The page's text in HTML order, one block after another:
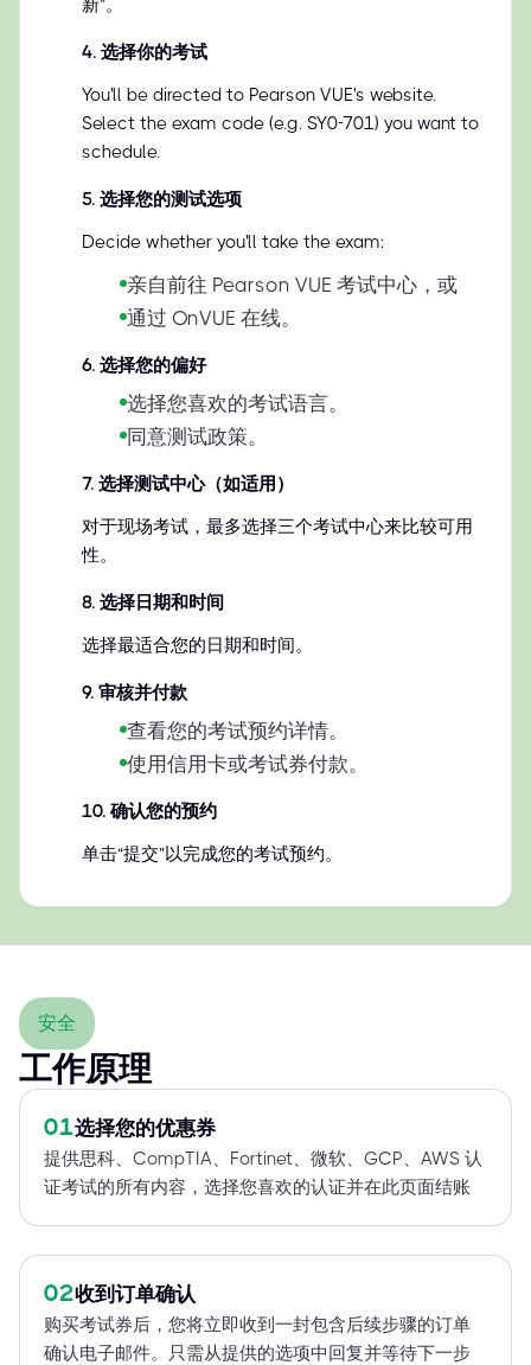
新”。
4. 选择你的考试
You'll be directed to Pearson VUE's website.
Select the exam code (e.g. SY0-701) you want to
schedule.
5. 选择您的测试选项
Decide whether you'll take the exam:
亲自前往 Pearson VUE 考试中心，或
通过 OnVUE 在线。
6. 选择您的偏好
选择您喜欢的考试语言。
同意测试政策。
7. 选择测试中心（如适用）
对于现场考试，最多选择三个考试中心来比较可用
性。
8. 选择日期和时间
选择最适合您的日期和时间。
9. 审核并付款
查看您的考试预约详情。
使用信用卡或考试券付款。
10. 确认您的预约
单击“提交”以完成您的考试预约。
安全
工作原理
01选择您的优惠券
提供思科、CompTIA、Fortinet、微软、GCP、AWS 认
证考试的所有内容，选择您喜欢的认证并在此页面结账
02收到订单确认
购买考试券后，您将立即收到一封包含后续步骤的订单
确认电子邮件。只需从提供的选项中回复并等待下一步